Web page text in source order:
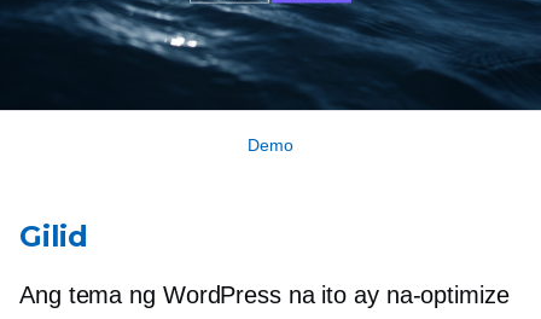
Demo
Gilid
Ang tema ng WordPress na ito ay na-optimize